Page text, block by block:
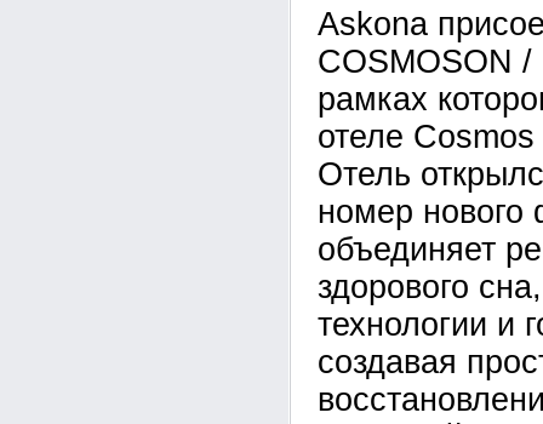
Askona
COSMOSON /
рамках
отеле
Отель
номер нового
объединяет
здорового
технологии и
создавая